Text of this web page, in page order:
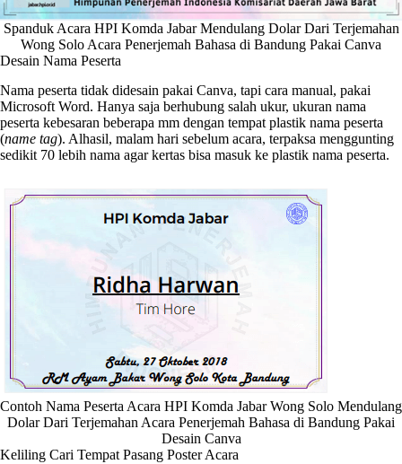
Spanduk Acara HPI Komda Jabar Mendulang Dolar Dari Terjemahan
Wong Solo Acara Penerjemah Bahasa di Bandung Pakai Canva
Desain Nama Peserta
Nama peserta tidak didesain pakai Canva, tapi cara manual, pakai
Microsoft Word. Hanya saja berhubung salah ukur, ukuran nama
peserta kebesaran beberapa mm dengan tempat plastik nama peserta
(name tag). Alhasil, malam hari sebelum acara, terpaksa menggunting
sedikit 70 lebih nama agar kertas bisa masuk ke plastik nama peserta.
Contoh Nama Peserta Acara HPI Komda Jabar Wong Solo Mendulang
Dolar Dari Terjemahan Acara Penerjemah Bahasa di Bandung Pakai
Desain Canva
Keliling Cari Tempat Pasang Poster Acara